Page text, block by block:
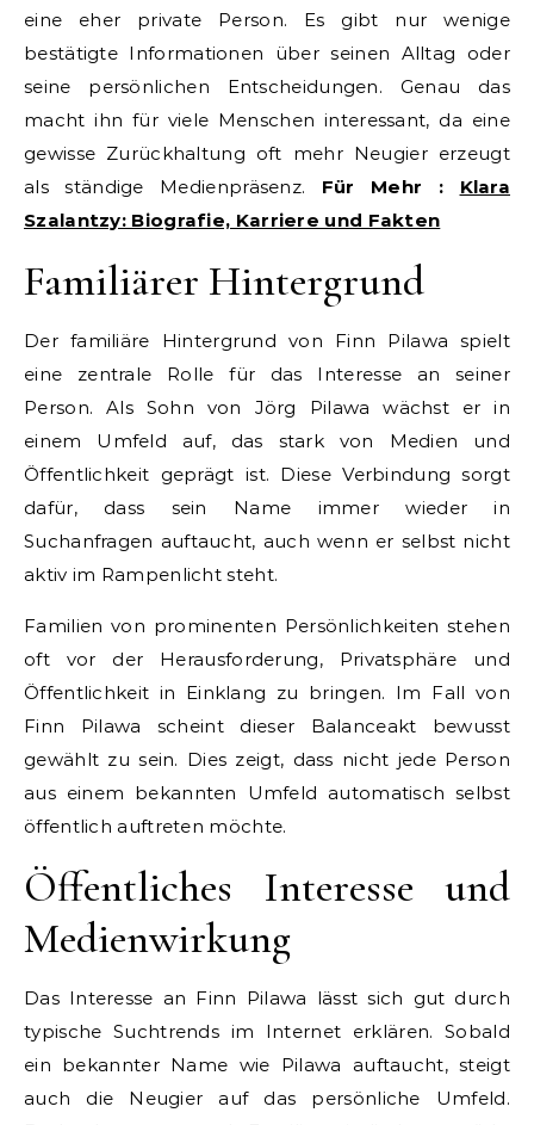
eine eher private Person. Es gibt nur wenige
bestätigte Informationen über seinen Alltag oder
seine persönlichen Entscheidungen. Genau das
macht ihn für viele Menschen interessant, da eine
gewisse Zurückhaltung oft mehr Neugier erzeugt
als ständige Medienpräsenz. Für Mehr : Klara
Szalantzy: Biografie, Karriere und Fakten
Familiärer Hintergrund
Der familiäre Hintergrund von Finn Pilawa spielt
eine zentrale Rolle für das Interesse an seiner
Person. Als Sohn von Jörg Pilawa wächst er in
einem Umfeld auf, das stark von Medien und
Öffentlichkeit geprägt ist. Diese Verbindung sorgt
dafür, dass sein Name immer wieder in
Suchanfragen auftaucht, auch wenn er selbst nicht
aktiv im Rampenlicht steht.
Familien von prominenten Persönlichkeiten stehen
oft vor der Herausforderung, Privatsphäre und
Öffentlichkeit in Einklang zu bringen. Im Fall von
Finn Pilawa scheint dieser Balanceakt bewusst
gewählt zu sein. Dies zeigt, dass nicht jede Person
aus einem bekannten Umfeld automatisch selbst
öffentlich auftreten möchte.
Öffentliches Interesse und
Medienwirkung
Das Interesse an Finn Pilawa lässt sich gut durch
typische Suchtrends im Internet erklären. Sobald
ein bekannter Name wie Pilawa auftaucht, steigt
auch die Neugier auf das persönliche Umfeld.